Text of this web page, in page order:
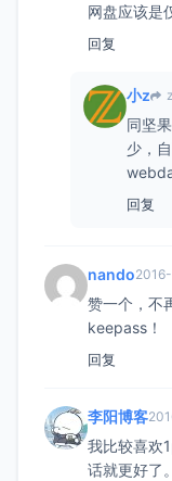
网盘应该是
回复
小z
同坚
少，
回复
nando
赞一个，不
keepass！
回复
李阳博客
我比较喜欢
话就更好了。